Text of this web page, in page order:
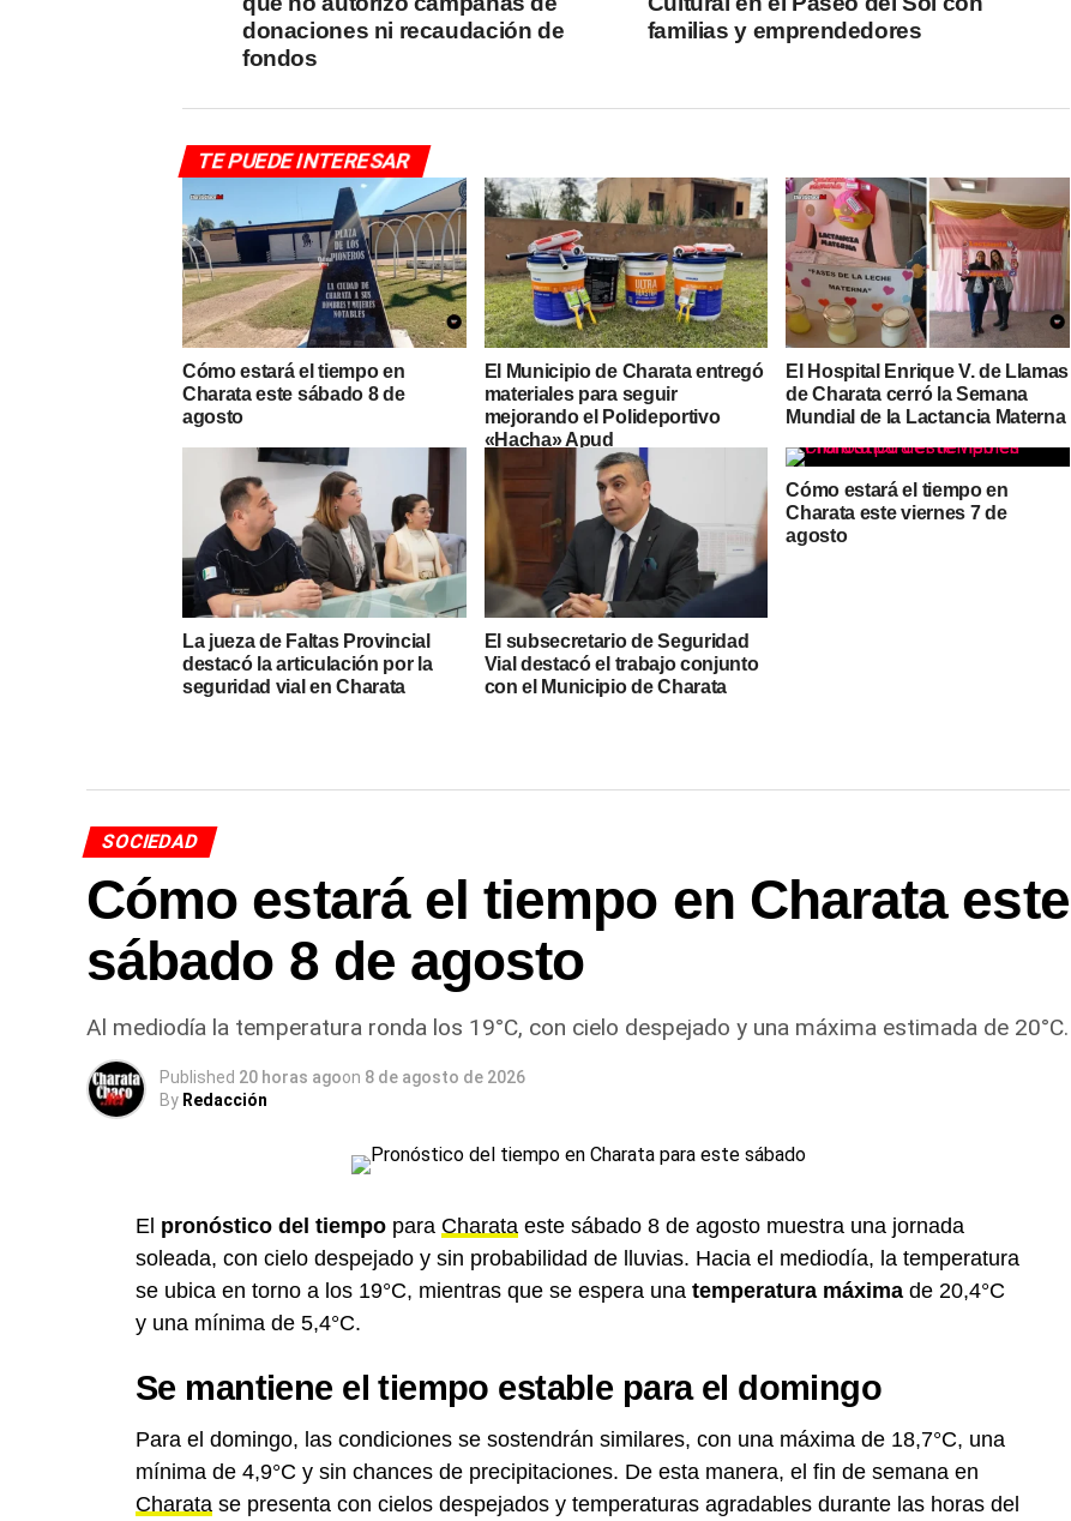
familias y emprendedores
donaciones ni recaudación de
fondos
TE PUEDE INTERESAR
Cómo estará el tiempo en
Charata este sábado 8 de
agosto
El Municipio de Charata entregó
materiales para seguir
mejorando el Polideportivo
«Hacha» Apud
El Hospital Enrique V. de Llamas
de Charata cerró la Semana
Mundial de la Lactancia Materna
La jueza de Faltas Provincial
destacó la articulación por la
seguridad vial en Charata
El subsecretario de Seguridad
Vial destacó el trabajo conjunto
con el Municipio de Charata
Cómo estará el tiempo en
Charata este viernes 7 de
agosto
SOCIEDAD
Cómo estará el tiempo en Charata este
sábado 8 de agosto
Al mediodía la temperatura ronda los 19°C, con cielo despejado y una máxima estimada de 20°C.
Published 20 horas agoon 8 de agosto de 2026
By Redacción
El pronóstico del tiempo para Charata este sábado 8 de agosto muestra una jornada
soleada, con cielo despejado y sin probabilidad de lluvias. Hacia el mediodía, la temperatura
se ubica en torno a los 19°C, mientras que se espera una temperatura máxima de 20,4°C
y una mínima de 5,4°C.
Se mantiene el tiempo estable para el domingo
Para el domingo, las condiciones se sostendrán similares, con una máxima de 18,7°C, una
mínima de 4,9°C y sin chances de precipitaciones. De esta manera, el fin de semana en
Charata se presenta con cielos despejados y temperaturas agradables durante las horas del